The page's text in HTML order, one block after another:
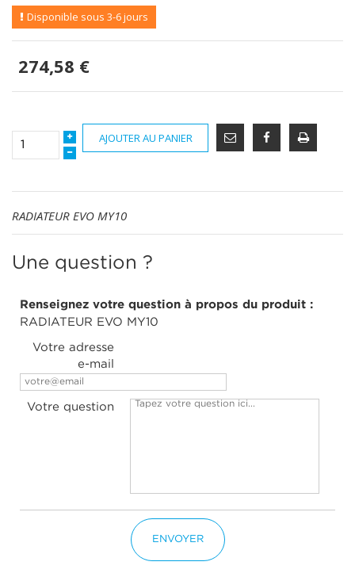
Disponible sous 3-6 jours
274,58 €
AJOUTER AU PANIER
RADIATEUR EVO MY10
Une question ?
Renseignez votre question à propos du produit :
RADIATEUR EVO MY10
Votre adresse
e-mail
Votre question
ENVOYER